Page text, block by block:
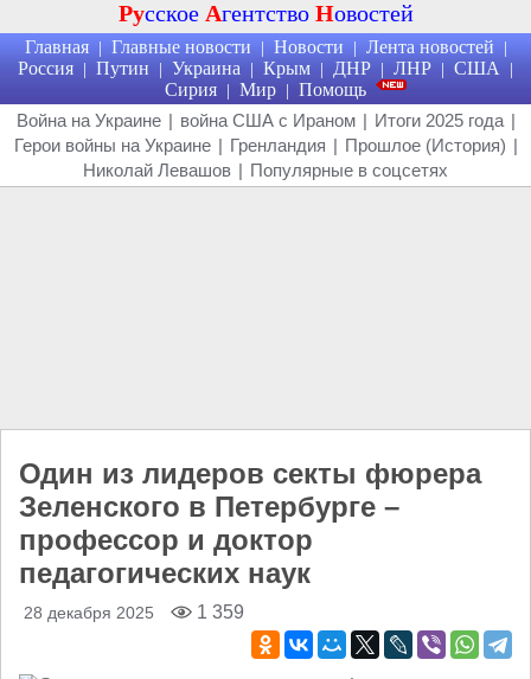
Русское Агентство Новостей
Главная | Главные новости | Новости | Лента новостей |
Россия | Путин | Украина | Крым | ДНР | ЛНР | США |
Сирия | Мир | Помощь
Война на Украине | война США с Ираном | Итоги 2025 года |
Герои войны на Украине | Гренландия | Прошлое (История) |
Николай Левашов | Популярные в соцсетях
Один из лидеров секты фюрера
Зеленского в Петербурге –
профессор и доктор
педагогических наук
28 декабря 2025 1 359